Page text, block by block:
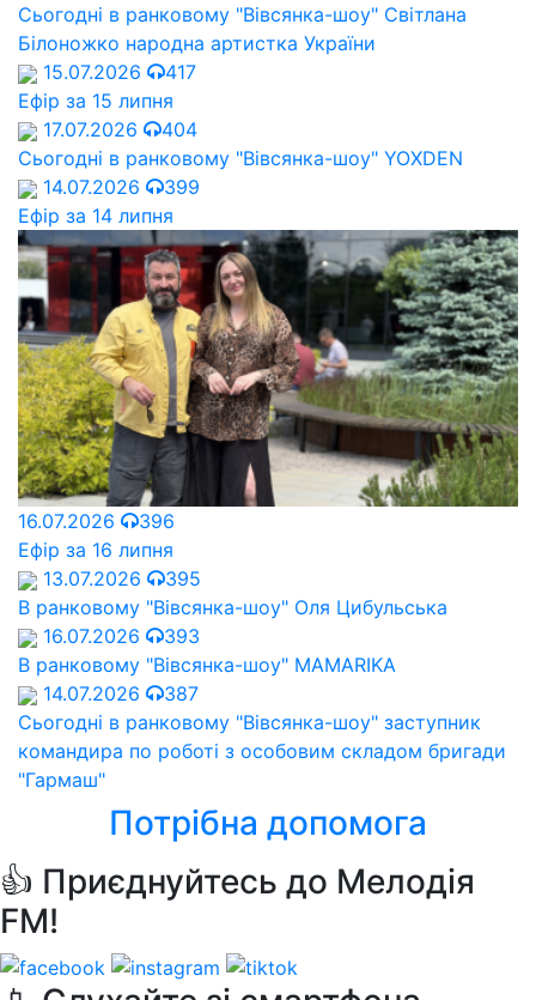
Сьогодні в ранковому "Вівсянка-шоу" Cвітлана
Білоножко народна артистка України
15.07.2026
417
Ефір за 15 липня
17.07.2026
404
Сьогодні в ранковому "Вівсянка-шоу" YOXDEN
14.07.2026
399
Ефір за 14 липня
16.07.2026
396
Ефір за 16 липня
13.07.2026
395
В ранковому "Вівсянка-шоу" Оля Цибульська
16.07.2026
393
В ранковому "Вівсянка-шоу" MAMARIKA
14.07.2026
387
Сьогодні в ранковому "Вівсянка-шоу" заступник
командира по роботі з особовим складом бригади
"Гармаш"
Потрібна допомога
👍 Приєднуйтесь до Мелодія
FM!